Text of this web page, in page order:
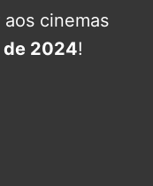
cinemas
de 2024!